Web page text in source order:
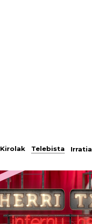
Kirolak Telebista Irratia